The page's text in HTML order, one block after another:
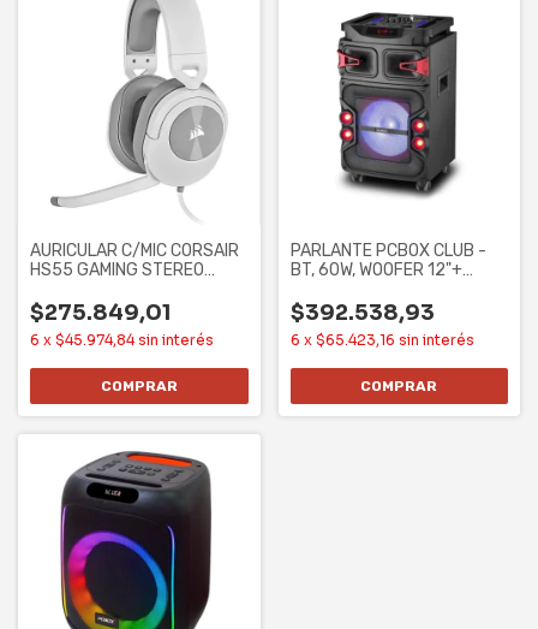
AURICULAR C/MIC CORSAIR
HS55 GAMING STEREO
$275.849,01
6 x $45.974,84 sin interés
PARLANTE PCBOX CLUB -
BT, 60W, WOOFER 12"+
$392.538,93
6 x $65.423,16 sin interés
COMPRAR